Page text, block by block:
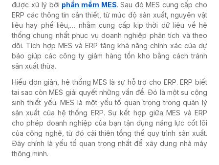
được xử lý bởi phần mềm MES. Sau đó MES cung cấp cho
ERP các thông tin cần thiết, từ mức độ sản xuất, nguyên vật
liệu hay phế liệu,… nhằm cung cấp kịp thời dữ liệu về hệ
thống chung nhất phục vụ doanh nghiệp phân tích và theo
dõi. Tích hợp MES và ERP tăng khả năng chính xác của dự
báo giúp các công ty giảm hàng tồn kho bằng cách tránh
sản xuất thừa.
Hiểu đơn giản, hệ thống MES là sự hỗ trợ cho ERP. ERP biết
tại sao còn MES giải quyết những vấn đề. Đó là một sự cộng
sinh thiết yếu. MES là một yếu tố quan trọng trong quản lý
sản xuất của hệ thống ERP. Sự kết hợp giữa MES và ERP
cho phép doanh nghiệp của bạn tận dụng năng lực cốt lõi
của công nghệ, từ đó cải thiện tổng thể quy trình sản xuất.
Đây chính là yếu tố quan trọng nhất để xây dựng nhà máy
thông minh.